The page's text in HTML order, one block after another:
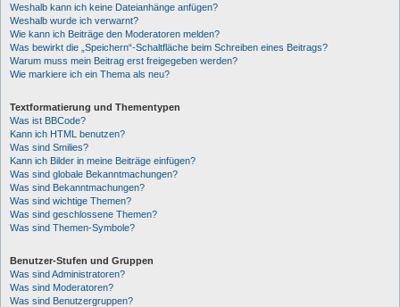
Weshalb kann ich keine Dateianhänge anfügen?
Weshalb wurde ich verwarnt?
Wie kann ich Beiträge den Moderatoren melden?
Was bewirkt die „Speichern“-Schaltfläche beim Schreiben eines Beitrags?
Warum muss mein Beitrag erst freigegeben werden?
Wie markiere ich ein Thema als neu?
Textformatierung und Thementypen
Was ist BBCode?
Kann ich HTML benutzen?
Was sind Smilies?
Kann ich Bilder in meine Beiträge einfügen?
Was sind globale Bekanntmachungen?
Was sind Bekanntmachungen?
Was sind wichtige Themen?
Was sind geschlossene Themen?
Was sind Themen-Symbole?
Benutzer-Stufen und Gruppen
Was sind Administratoren?
Was sind Moderatoren?
Was sind Benutzergruppen?